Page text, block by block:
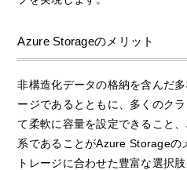
Azure Storageのメリット
非構造化データの格納を含んだ
ージであるとともに、多くのク
て柔軟に容量を設定できること
系であることがAzure Storageの
トレージに合わせた豊富な選択